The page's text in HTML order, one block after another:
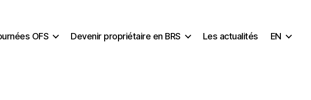
OFS Devenir propriétaire en BRS Les actualités EN